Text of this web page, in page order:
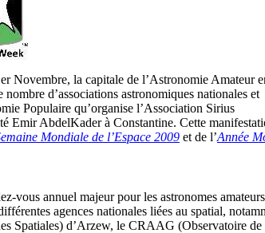
Novembre, la capitale de l’Astronomie Amateur
d’associations astronomiques nationales et
Populaire qu’organise l’Association Sirius
Emir AbdelKader à Constantine. Cette
Mondiale de l’Espace 2009 et de l’Année
vous annuel majeur pour les astronomes amateurs
agences nationales liées au spatial,
Spatiales) d’Arzew, le CRAAG (Observatoire de